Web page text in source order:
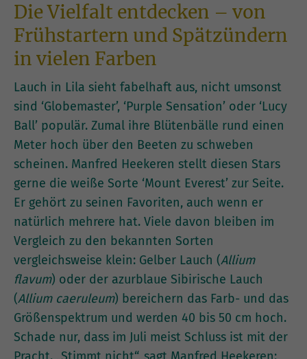
Die Vielfalt entdecken – von
Frühstartern und Spätzündern
in vielen Farben
Lauch in Lila sieht fabelhaft aus, nicht umsonst
sind ‘Globemaster’, ‘Purple Sensation’ oder ‘Lucy
Ball’ populär. Zumal ihre Blütenbälle rund einen
Meter hoch über den Beeten zu schweben
scheinen. Manfred Heekeren stellt diesen Stars
gerne die weiße Sorte ‘Mount Everest’ zur Seite.
Er gehört zu seinen Favoriten, auch wenn er
natürlich mehrere hat. Viele davon bleiben im
Vergleich zu den bekannten Sorten
vergleichsweise klein: Gelber Lauch (Allium
flavum) oder der azurblaue Sibirische Lauch
(Allium caeruleum) bereichern das Farb- und das
Größenspektrum und werden 40 bis 50 cm hoch.
Schade nur, dass im Juli meist Schluss ist mit der